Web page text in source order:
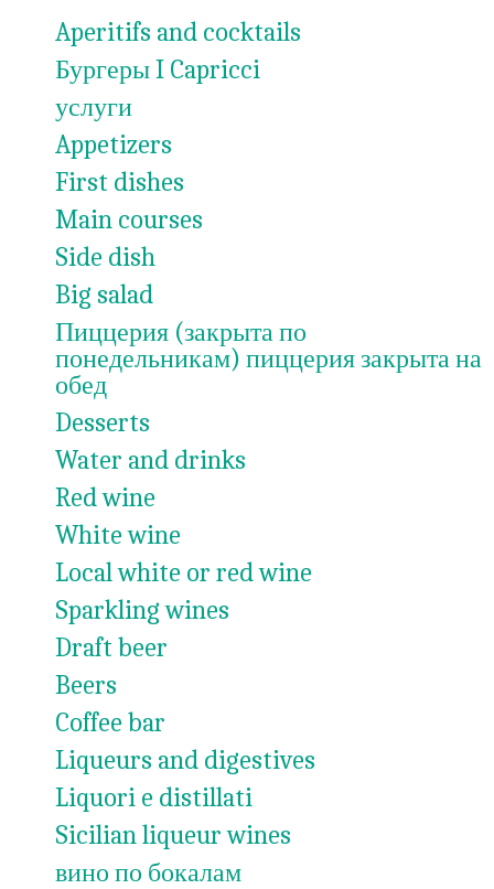
Aperitifs and cocktails
Бургеры I Capricci
услуги
Appetizers
First dishes
Main courses
Side dish
Big salad
Пиццерия (закрыта по
понедельникам) пиццерия закрыта на
обед
Desserts
Water and drinks
Red wine
White wine
Local white or red wine
Sparkling wines
Draft beer
Beers
Coffee bar
Liqueurs and digestives
Liquori e distillati
Sicilian liqueur wines
вино по бокалам